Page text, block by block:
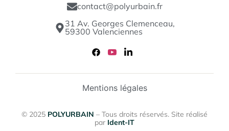
contact@polyurbain.fr
31 Av. Georges Clemenceau,
59300 Valenciennes
© 2025 POLYURBAIN – Tous droits réservés. Site réalisé
par Ident-IT
Mentions légales